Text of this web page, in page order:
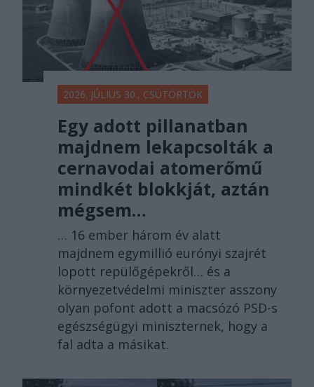
2026. JÚLIUS 30., CSÜTÖRTÖK
Egy adott pillanatban
majdnem lekapcsolták a
cernavodai atomerőmű
mindkét blokkját, aztán
mégsem…
… 16 ember három év alatt
majdnem egymillió eurónyi szajrét
lopott repülőgépekről… és a
környezetvédelmi miniszter asszony
olyan pofont adott a macsózó PSD-s
egészségügyi miniszternek, hogy a
fal adta a másikat.